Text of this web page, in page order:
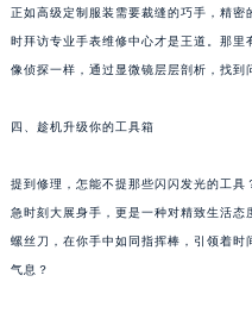
正如高级定制服装需要裁缝的巧手，精
时拜访专业手表维修中心才是王道。那
像侦探一样，通过显微镜层层剖析，找到
四、趁机升级你的工具箱
提到修理，怎能不提那些闪闪发光的工
急时刻大展身手，更是一种对精致生活
螺丝刀，在你手中如同指挥棒，引领着
气息？